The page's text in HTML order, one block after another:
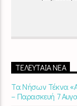
ΤΕΛΕΥΤΑΊΑ ΝΈΑ
Τα Νήσων Τέκνα
– Παρασκευή 7